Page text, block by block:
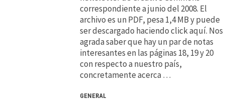
correspondiente a junio del 2008. El
archivo es un PDF, pesa 1,4 MB y puede
ser descargado haciendo click aquí. Nos
agrada saber que hay un par de notas
interesantes en las páginas 18, 19 y 20
con respecto a nuestro país,
concretamente acerca …
GENERAL